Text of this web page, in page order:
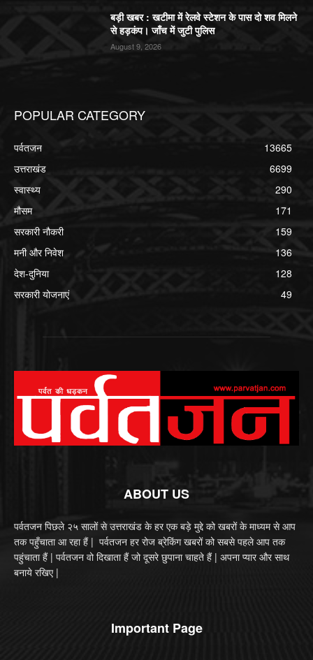
बड़ी खबर : खटीमा में रेलवे स्टेशन के पास दो शव मिलने
से हड़कंप। जाँच में जुटी पुलिस
August 9, 2026
POPULAR CATEGORY
पर्वतजन
13665
उत्तराखंड
6699
स्वास्थ्य
290
मौसम
171
सरकारी नौकरी
159
मनी और निवेश
136
देश-दुनिया
128
सरकारी योजनाएं
49
ABOUT US
पर्वतजन पिछले २५ सालों से उत्तराखंड के हर एक बड़े मुद्दे को खबरों के माध्यम से आप
तक पहुँचाता आ रहा हैं | पर्वतजन हर रोज ब्रेकिंग खबरों को सबसे पहले आप तक
पहुंचाता हैं | पर्वतजन वो दिखाता हैं जो दूसरे छुपाना चाहते हैं | अपना प्यार और साथ
बनाये रखिए |
Important Page